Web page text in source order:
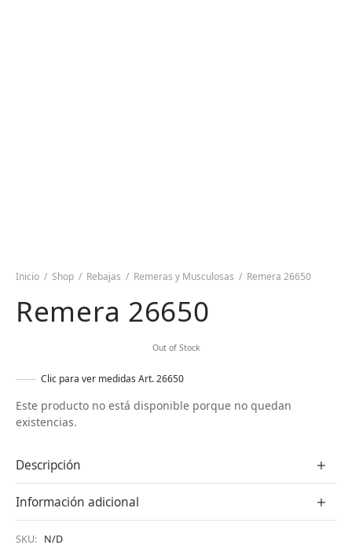
Inicio / Shop / Rebajas / Remeras y Musculosas / Remera 26650
Remera 26650
Out of Stock
Clic para ver medidas Art. 26650
Este producto no está disponible porque no quedan
existencias.
Descripción
Información adicional
SKU: N/D